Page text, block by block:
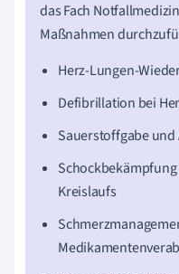
das Fach
Maßnahmen
Herz-Lungen-
Defibrillation bei
Sauerstoffgabe
Kreislaufs